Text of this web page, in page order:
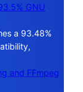
GNU
a 93.48%
and FFmpeg